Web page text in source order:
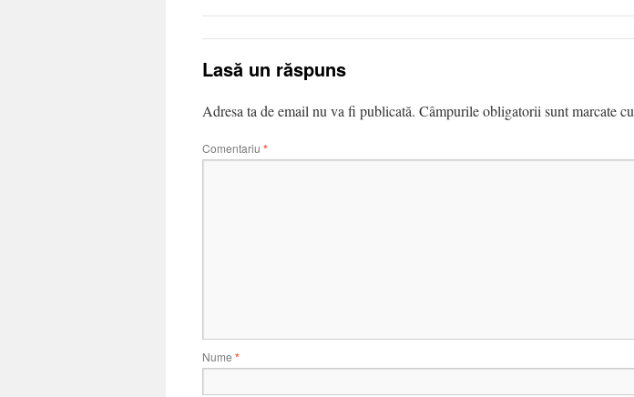
Lasă un răspuns
Adresa ta de email nu va fi publicată. Câmpurile obligatorii sunt marcate cu
Comentariu *
Nume *